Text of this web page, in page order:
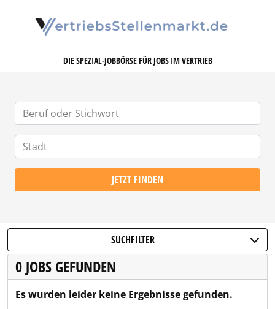
DIE SPEZIAL-JOBBÖRSE FÜR JOBS IM VERTRIEB
JETZT FINDEN
SUCHFILTER
0 JOBS GEFUNDEN
Es wurden leider keine Ergebnisse gefunden.